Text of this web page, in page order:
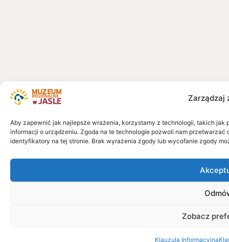
Zarządzaj
Aby zapewnić jak najlepsze wrażenia, korzystamy z technologii, takich
informacji o urządzeniu. Zgoda na te technologie pozwoli nam
identyfikatory na tej stronie. Brak wyrażenia zgody lub wycofanie zgody
Zobacz
Klauzula Informacyjna